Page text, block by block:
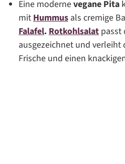
Eine modernevegane Pita
mitHummus als cremige
Falafel.Rotkohlsalat passt
ausgezeichnet und verleiht
Frische und einen